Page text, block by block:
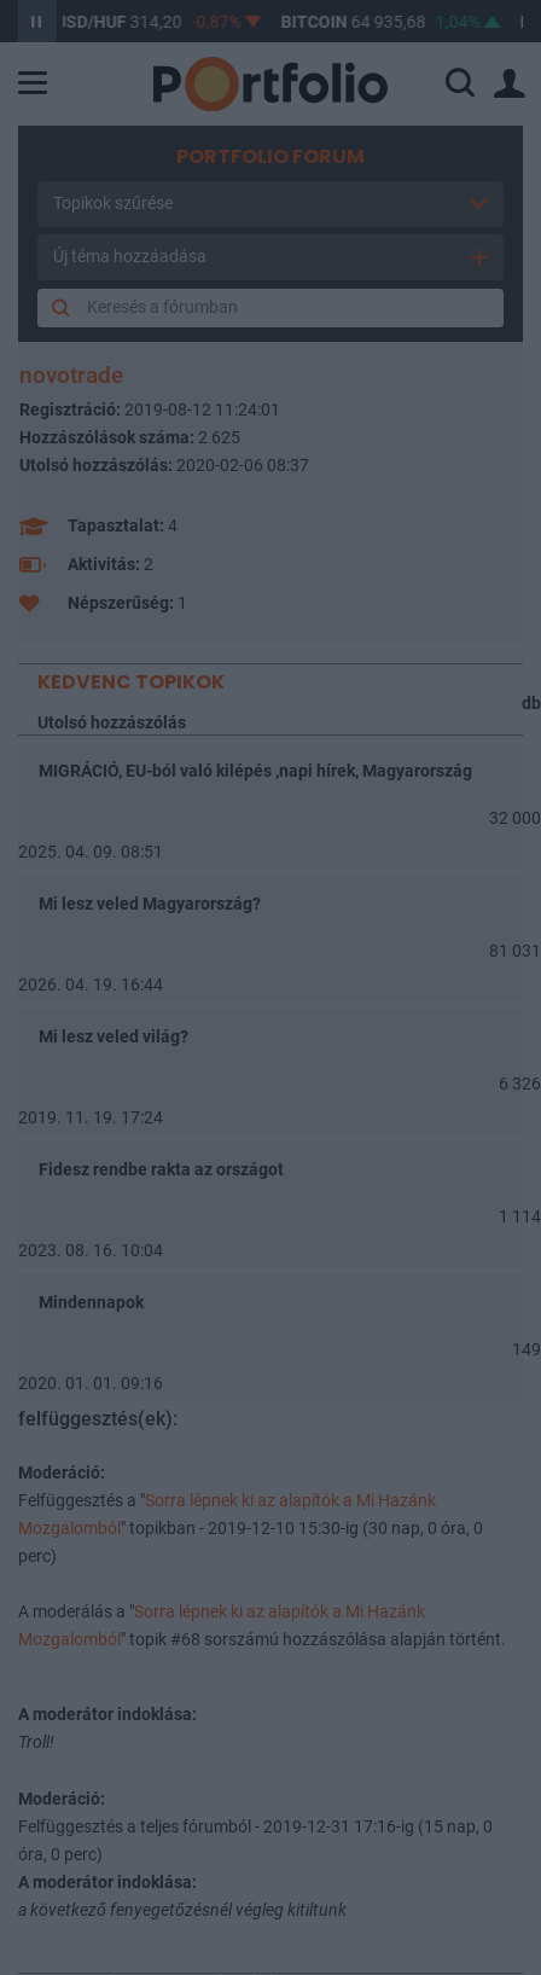
USD/HUF314,20 -0,87% BITCOIN64 935,68 1,04% BUX
PORTFOLIO FORUM
Topikok szűrése
Új téma hozzáadása
novotrade
Regisztráció: 2019-08-12 11:24:01
Hozzászólások száma: 2 625
Utolsó hozzászólás: 2020-02-06 08:37
Tapasztalat: 4
Aktivitás: 2
Népszerűség: 1
KEDVENC TOPIKOK
db
Utolsó hozzászólás
MIGRÁCIÓ, EU-ból való kilépés ,napi hírek, Magyarország
32 000
2025. 04. 09. 08:51
Mi lesz veled Magyarország?
81 031
2026. 04. 19. 16:44
Mi lesz veled világ?
6 326
2019. 11. 19. 17:24
Fidesz rendbe rakta az országot
1 114
2023. 08. 16. 10:04
Mindennapok
149
2020. 01. 01. 09:16
felfüggesztés(ek):
Moderáció:
Felfüggesztés a "Sorra lépnek ki az alapítók a Mi Hazánk
Mozgalomból " topikban - 2019-12-10 15:30-ig (30 nap, 0 óra, 0
perc)
A moderálás a "Sorra lépnek ki az alapítók a Mi Hazánk
Mozgalomból " topik #68 sorszámú hozzászólása alapján történt.
A moderátor indoklása:
Troll!
Moderáció:
Felfüggesztés a teljes fórumból - 2019-12-31 17:16-ig (15 nap, 0
óra, 0 perc)
A moderátor indoklása:
a következő fenyegetőzésnél végleg kitiltunk